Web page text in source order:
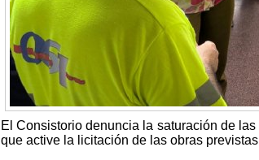
El Consistorio denuncia la saturación de
que active la licitación de las obras